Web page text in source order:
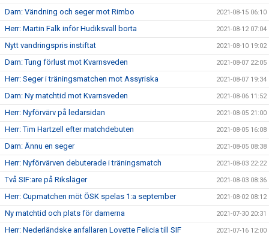
Dam: Vändning och seger mot Rimbo 2021-08-15 06:10
Herr: Martin Falk inför Hudiksvall borta 2021-08-12 07:04
Nytt vandringspris instiftat 2021-08-10 19:02
Dam: Tung förlust mot Kvarnsveden 2021-08-07 22:05
Herr: Seger i träningsmatchen mot Assyriska 2021-08-07 19:34
Dam: Ny matchtid mot Kvarnsveden 2021-08-06 11:52
Herr: Nyförvärv på ledarsidan 2021-08-05 21:00
Herr: Tim Hartzell efter matchdebuten 2021-08-05 16:08
Dam: Ännu en seger 2021-08-05 08:38
Herr: Nyförvärven debuterade i träningsmatch 2021-08-03 22:22
Två SIF:are på Riksläger 2021-08-03 08:36
Herr: Cupmatchen möt ÖSK spelas 1:a september 2021-08-02 08:12
Ny matchtid och plats för damerna 2021-07-30 20:31
Herr: Nederländske anfallaren Lovette Felicia till SIF 2021-07-16 12:00